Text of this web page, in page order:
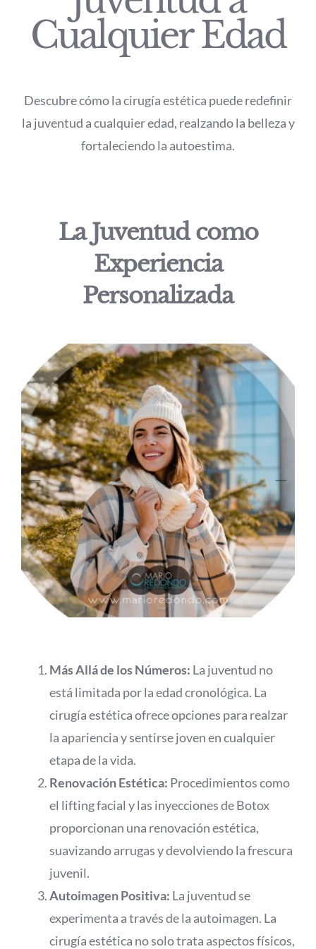
Cualquier Edad
Descubre cómo la cirugía estética puede redefinir
la juventud a cualquier edad, realzando la belleza y
fortaleciendo la autoestima.
La Juventud como
Experiencia
Personalizada
Más Allá de los Números: La juventud no
está limitada por la edad cronológica. La
cirugía estética ofrece opciones para realzar
la apariencia y sentirse joven en cualquier
etapa de la vida.
Renovación Estética: Procedimientos como
el lifting facial y las inyecciones de Botox
proporcionan una renovación estética,
suavizando arrugas y devolviendo la frescura
juvenil.
Autoimagen Positiva: La juventud se
experimenta a través de la autoimagen. La
cirugía estética no solo trata aspectos físicos,